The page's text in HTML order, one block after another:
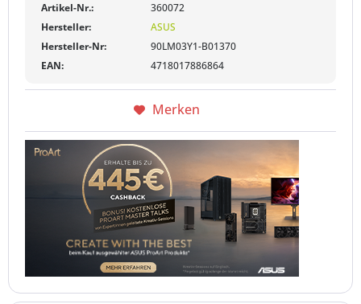
Artikel-Nr.:
360072
Hersteller:
ASUS
Hersteller-Nr:
90LM03Y1-B01370
EAN:
4718017886864
Merken